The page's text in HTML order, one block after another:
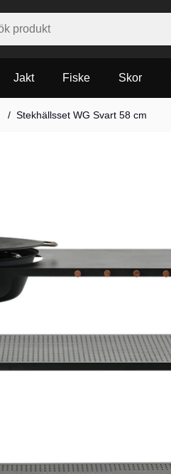
Jakt Fiske Skor
Stekhällsset WG Svart 58 cm